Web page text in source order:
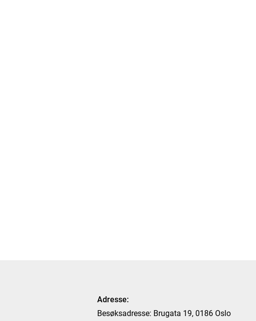
Adresse:
Besøksadresse: Brugata 19, 0186 Oslo